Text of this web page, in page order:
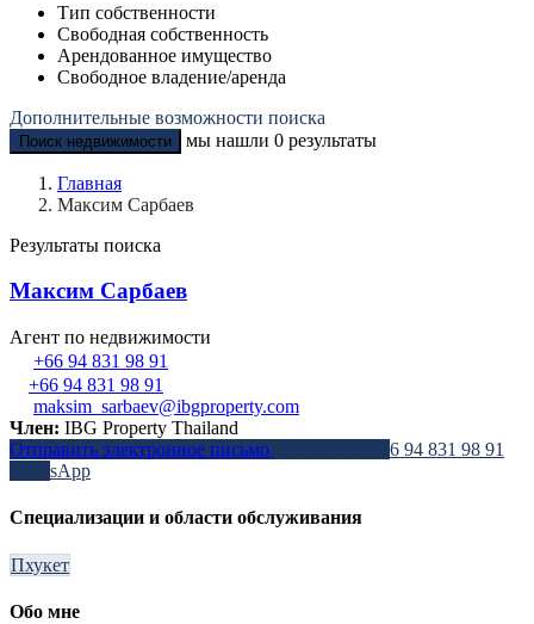
Тип собственности
Свободная собственность
Арендованное имущество
Свободное владение/аренда
Дополнительные возможности поиска
Поиск недвижимости мы нашли 0 результаты
Главная
Максим Сарбаев
Результаты поиска
Максим Сарбаев
Агент по недвижимости
+66 94 831 98 91
+66 94 831 98 91
maksim_sarbaev@ibgproperty.com
Член: IBG Property Thailand
Отправить электронное письмо
+66 94 831 98 91
WhatsApp
Специализации и области обслуживания
Пхукет
Обо мне